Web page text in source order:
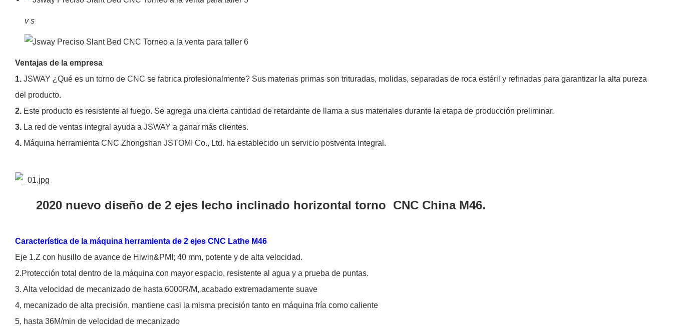
vs
Ventajas de la empresa
1. JSWAY ¿Qué es un torno de CNC se fabrica profesionalmente? Sus materias primas son trituradas, molidas, separadas de roca estéril y refinadas para garantizar la alta pureza
del producto.
2. Este producto es resistente al fuego. Se agrega una cierta cantidad de retardante de llama a sus materiales durante la etapa de producción preliminar.
3. La red de ventas integral ayuda a JSWAY a ganar más clientes.
4. Máquina herramienta CNC Zhongshan JSTOMI Co., Ltd. ha establecido un servicio postventa integral.
2020 nuevo diseño de 2 ejes lecho inclinado horizontal torno CNC China M46.
Característica de la máquina herramienta de 2 ejes CNC Lathe M46
Eje 1.Z con husillo de avance de Hiwin&PMI; 40 mm, potente y de alta velocidad.
2.Protección total dentro de la máquina con mayor espacio, resistente al agua y a prueba de puntas.
3. Alta velocidad de mecanizado de hasta 6000R/M, acabado extremadamente suave
4, mecanizado de alta precisión, mantiene casi la misma precisión tanto en máquina fría como caliente
5, hasta 36M/min de velocidad de mecanizado